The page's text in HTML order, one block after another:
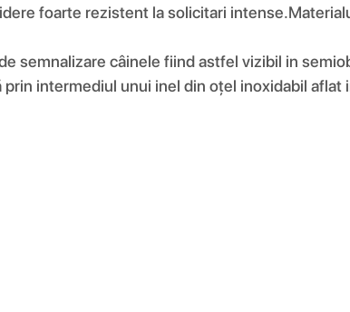
foarte rezistent la solicitari
semnalizare câinele fiind astfel vizibil in
intermediul unui inel din oțel inoxidabil aflat